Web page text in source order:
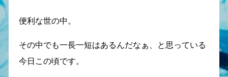
便利な世の中。
その中でも一長一短はあるんだなぁ、と思っている
今日この頃です。